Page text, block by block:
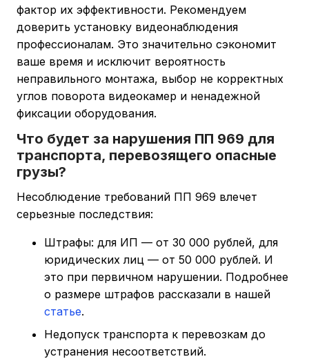
фактор их эффективности. Рекомендуем
доверить установку видеонаблюдения
профессионалам. Это значительно сэкономит
ваше время и исключит вероятность
неправильного монтажа, выбор не корректных
углов поворота видеокамер и ненадежной
фиксации оборудования.
Что будет за нарушения ПП 969 для
транспорта, перевозящего опасные
грузы?
Несоблюдение требований ПП 969 влечет
серьезные последствия:
Штрафы: для ИП — от 30 000 рублей, для
юридических лиц — от 50 000 рублей. И
это при первичном нарушении. Подробнее
о размере штрафов рассказали в нашей
статье.
Недопуск транспорта к перевозкам до
устранения несоответствий.